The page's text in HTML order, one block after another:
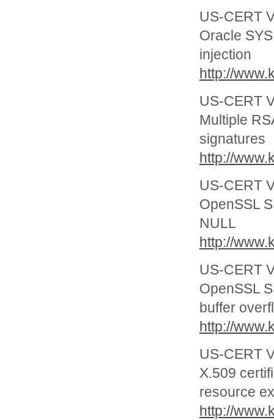
US-CERT
Oracle
injection
http://
US-CERT
Multiple
signatures
http://
US-CERT
OpenSSL
NULL
http://
US-CERT
OpenSSL
buffer
http://
US-CERT
X.509
resource
http://